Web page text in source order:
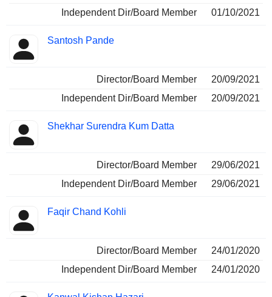
Independent Dir/Board Member
01/10/2021
Santosh Pande
Director/Board Member
20/09/2021
Independent Dir/Board Member
20/09/2021
Shekhar Surendra Kum Datta
Director/Board Member
29/06/2021
Independent Dir/Board Member
29/06/2021
Faqir Chand Kohli
Director/Board Member
24/01/2020
Independent Dir/Board Member
24/01/2020